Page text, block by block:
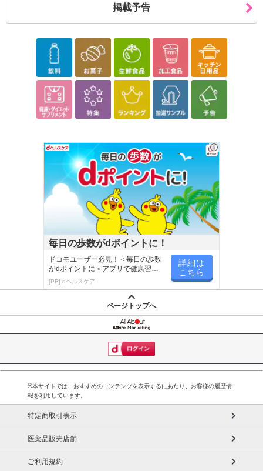
掲載予告
毎日の歩数がdポイントに！
ドコモユーザー必見！＜毎日の歩数
がdポイントに＞アプリで健康習慣
が楽しく続く
[PR] dヘルスケア
詳細は
こちら
ページトップへ
※本サイトでは、おすすめのコンテンツを表示するにあたり、お客様の履歴情
報を利用しています。
特定商取引表示
医薬品販売店舗
ご利用規約